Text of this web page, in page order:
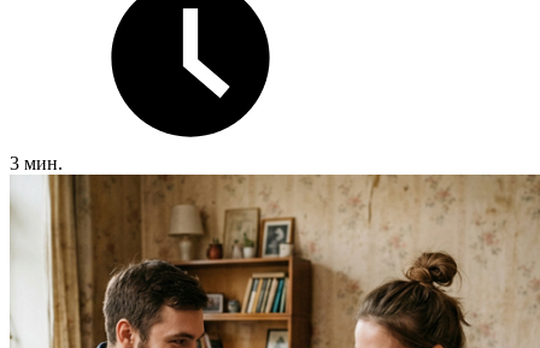
3 мин.